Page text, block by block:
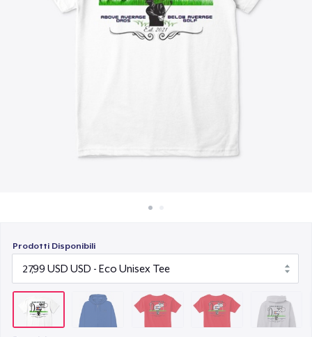
Vendi ovunque
Prodotti Disponibili
15,99 USD
Classic Crew Neck T-Shirt
AS Colour Stencil Hoodie
Men's Base Long Sleeve Tee
Unisex Premium Pullover Hoodie